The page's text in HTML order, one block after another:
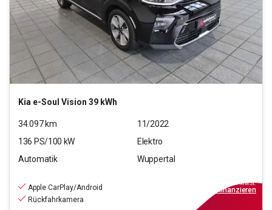
Kia e-Soul Vision 39 kWh
34.097km
11/2022
136 PS/100 kW
Elektro
Automatik
Wuppertal
Apple CarPlay/Android
Rückfahrkamera
inkl.MwSt.
finanzieren